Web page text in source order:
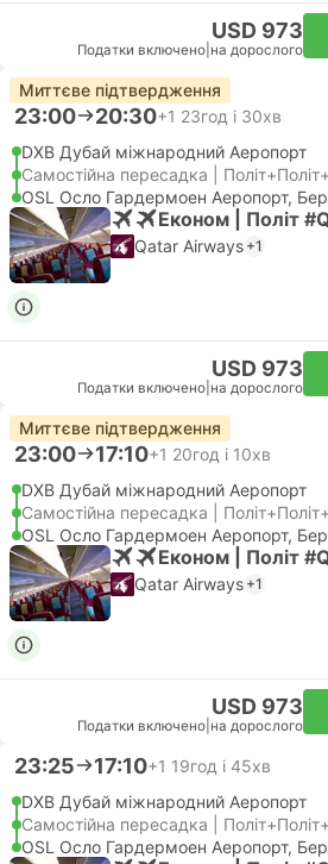
USD 973
Податки включено на дорослого
Миттєве підтвердження
23:00 20:30+1 23год і 30хв
DXB Дубай міжнародний Аеропорт
Самостійна пересадка |
OSL Осло Гардермоен Аеропорт,
Економ | Політ
Qatar Airways +1
USD 973
Податки включено на дорослого
Миттєве підтвердження
23:00 17:10+1 20год і 10хв
DXB Дубай міжнародний Аеропорт
Самостійна пересадка |
OSL Осло Гардермоен Аеропорт,
Економ | Політ
Qatar Airways +1
USD 973
Податки включено на дорослого
23:25 17:10+1 19год і 45хв
DXB Дубай міжнародний Аеропорт
Самостійна пересадка |
OSL Осло Гардермоен Аеропорт,